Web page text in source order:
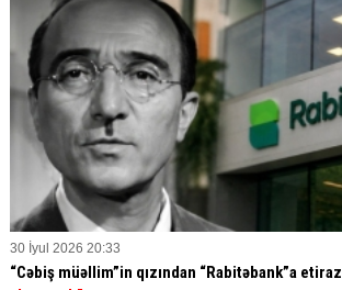
30 İyul 2026 20:33
“Cəbiş müəllim”in qızından “Rabitəbank”a etiraz